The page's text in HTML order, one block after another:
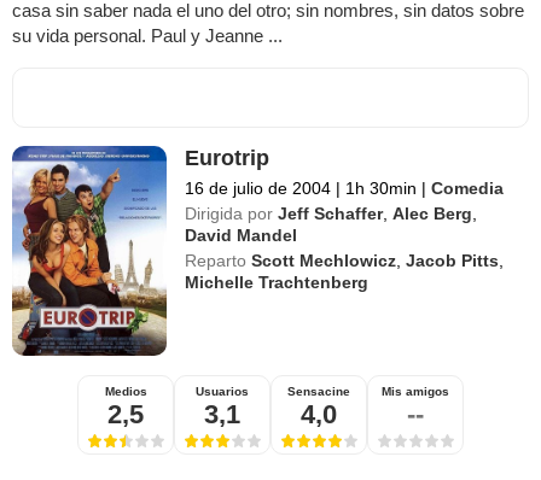
casa sin saber nada el uno del otro; sin nombres, sin datos sobre
su vida personal. Paul y Jeanne ...
Eurotrip
16 de julio de 2004 | 1h 30min | Comedia
Dirigida por Jeff Schaffer,Alec Berg,
David Mandel
Reparto Scott Mechlowicz,Jacob Pitts,
Michelle Trachtenberg
Medios
2,5
Usuarios
3,1
Sensacine
4,0
Mis amigos
--